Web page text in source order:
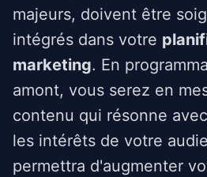
majeurs, doivent être
intégrés dans votre
marketing. En
amont, vous serez en
contenu qui résonne
les intérêts de votre
permettra d'augmenter